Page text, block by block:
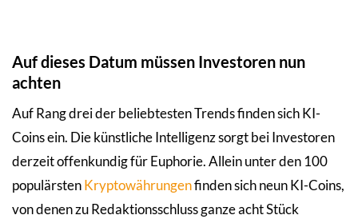
Auf dieses Datum müssen Investoren nun
achten
Auf Rang drei der beliebtesten Trends finden sich KI-
Coins ein. Die künstliche Intelligenz sorgt bei Investoren
derzeit offenkundig für Euphorie. Allein unter den 100
populärstenKryptowährungenfinden sich neun KI-Coins,
von denen zu Redaktionsschluss ganze acht Stück